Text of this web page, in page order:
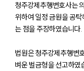
청주강제추행변호사는
위하여 일정 금원을 공
는 점을 주장하였습니다.
법원은 청주강제추행변
벼운 벌금형을 선고하였